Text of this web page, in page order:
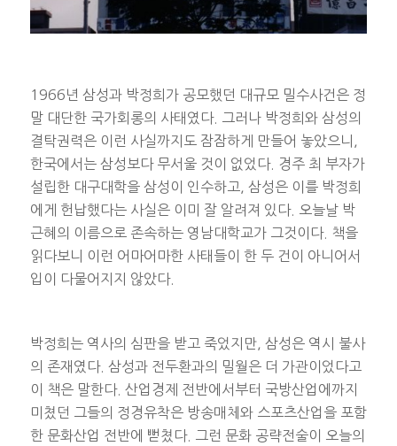
1966년 삼성과 박정희가 공모했던 대규모 밀수사건은 정
말 대단한 국가회롱의 사태였다. 그러나 박정희와 삼성의
결탁권력은 이런 사실까지도 잠잠하게 만들어 놓았으니,
한국에서는 삼성보다 무서울 것이 없었다. 경주 최 부자가
설립한 대구대학을 삼성이 인수하고, 삼성은 이를 박정희
에게 헌납했다는 사실은 이미 잘 알려져 있다. 오늘날 박
근혜의 이름으로 존속하는 영남대학교가 그것이다. 책을
읽다보니 이런 어마어마한 사태들이 한 두 건이 아니어서
입이 다물어지지 않았다.
박정희는 역사의 심판을 받고 죽었지만, 삼성은 역시 불사
의 존재였다. 삼성과 전두환과의 밀월은 더 가관이었다고
이 책은 말한다. 산업경제 전반에서부터 국방산업에까지
미쳤던 그들의 정경유착은 방송매체와 스포츠산업을 포함
한 문화산업 전반에 뻗쳤다. 그런 문화 공략전술이 오늘의